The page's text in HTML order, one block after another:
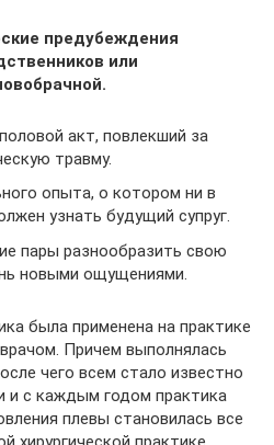
предубеждения
или
акт, повлекший за
травму.
опыта, о котором ни в
узнать будущий супруг.
пары разнообразить свою
новыми ощущениями.
была применена на практике
Причем выполнялась
чего всем стало известно
и с каждым годом практика
плевы становилась все